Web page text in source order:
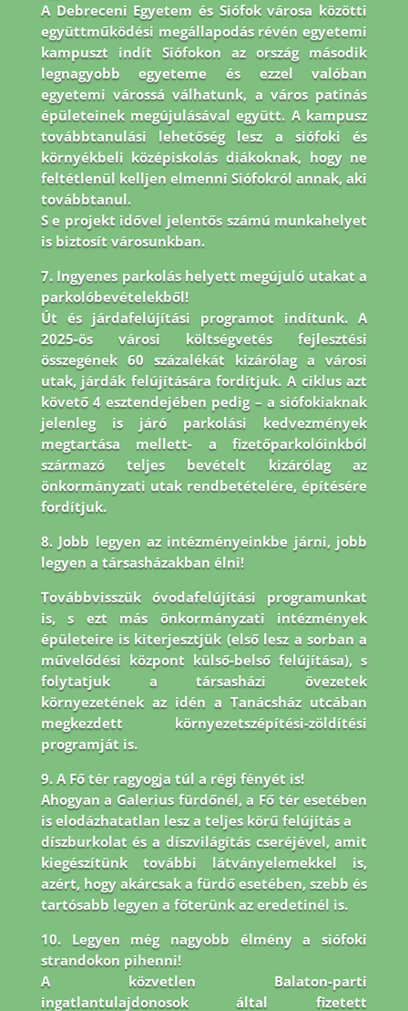
A Debreceni Egyetem és Siófok városa közötti
együttműködési megállapodás révén egyetemi
kampuszt indít Siófokon az ország második
legnagyobb egyeteme és ezzel valóban
egyetemi várossá válhatunk, a város patinás
épületeinek megújulásával együtt. A kampusz
továbbtanulási lehetőség lesz a siófoki és
környékbeli középiskolás diákoknak, hogy ne
feltétlenül kelljen elmenni Siófokról annak, aki
továbbtanul.
S e projekt idővel jelentős számú munkahelyet
is biztosít városunkban.
7. Ingyenes parkolás helyett megújuló utakat a
parkolóbevételekből!
Út és járdafelújítási programot indítunk. A
2025-ös városi költségvetés fejlesztési
összegének 60 százalékát kizárólag a városi
utak, járdák felújítására fordítjuk. A ciklus azt
követő 4 esztendejében pedig – a siófokiaknak
jelenleg is járó parkolási kedvezmények
megtartása mellett- a fizetőparkolóinkból
származó teljes bevételt kizárólag az
önkormányzati utak rendbetételére, építésére
fordítjuk.
8. Jobb legyen az intézményeinkbe járni, jobb
legyen a társasházakban élni!
Továbbvisszük óvodafelújítási programunkat
is, s ezt más önkormányzati intézmények
épületeire is kiterjesztjük (első lesz a sorban a
művelődési központ külső-belső felújítása), s
folytatjuk a társasháziövezetek
környezetének az idén a Tanácsház utcában
megkezdett környezetszépítési-zöldítési
programját is.
9. A Fő tér ragyogja túl a régi fényét is!
Ahogyan a Galerius fürdőnél, a Fő tér esetében
is elodázhatatlan lesz a teljes körű felújítás a
díszburkolat és a díszvilágítás cseréjével, amit
kiegészítünk további látványelemekkel is,
azért, hogy akárcsak a fürdő esetében, szebb és
tartósabb legyen a főterünk az eredetinél is.
10. Legyen még nagyobb élmény a siófoki
strandokon pihenni!
A közvetlen Balaton-parti
ingatlantulajdonosok által fizetett